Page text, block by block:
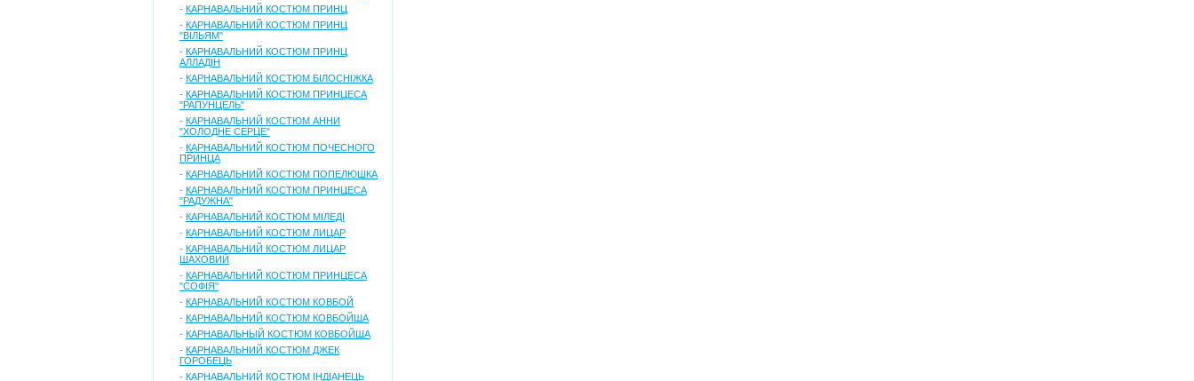
- КАРНАВАЛЬНИЙ КОСТЮМ ПРИНЦ
- КАРНАВАЛЬНИЙ КОСТЮМ ПРИНЦ
"ВІЛЬЯМ"
- КАРНАВАЛЬНИЙ КОСТЮМ ПРИНЦ
АЛЛАДІН
- КАРНАВАЛЬНИЙ КОСТЮМ БІЛОСНІЖКА
- КАРНАВАЛЬНИЙ КОСТЮМ ПРИНЦЕСА
"РАПУНЦЕЛЬ"
- КАРНАВАЛЬНИЙ КОСТЮМ АННИ
"ХОЛОДНЕ СЕРЦЕ"
- КАРНАВАЛЬНИЙ КОСТЮМ ПОЧЕСНОГО
ПРИНЦА
- КАРНАВАЛЬНИЙ КОСТЮМ ПОПЕЛЮШКА
- КАРНАВАЛЬНИЙ КОСТЮМ ПРИНЦЕСА
"РАДУЖНА"
- КАРНАВАЛЬНИЙ КОСТЮМ МІЛЕДІ
- КАРНАВАЛЬНИЙ КОСТЮМ ЛИЦАР
- КАРНАВАЛЬНИЙ КОСТЮМ ЛИЦАР
ШАХОВИЙ
- КАРНАВАЛЬНИЙ КОСТЮМ ПРИНЦЕСА
"СОФІЯ"
- КАРНАВАЛЬНИЙ КОСТЮМ КОВБОЙ
- КАРНАВАЛЬНИЙ КОСТЮМ КОВБОЙША
- КАРНАВАЛЬНЫЙ КОСТЮМ КОВБОЙША
- КАРНАВАЛЬНИЙ КОСТЮМ ДЖЕК
ГОРОБЕЦЬ
- КАРНАВАЛЬНИЙ КОСТЮМ ІНДІАНЕЦЬ